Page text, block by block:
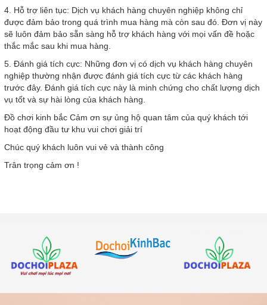
4. Hỗ trợ liên tục: Dịch vụ khách hàng chuyên nghiệp không chỉ
được đảm bảo trong quá trình mua hàng mà còn sau đó. Đơn vị này
sẽ luôn đảm bảo sẵn sàng hỗ trợ khách hàng với mọi vấn đề hoặc
thắc mắc sau khi mua hàng.
5. Đánh giá tích cực: Những đơn vị có dịch vụ khách hàng chuyên
nghiệp thường nhận được đánh giá tích cực từ các khách hàng
trước đây. Đánh giá tích cực này là minh chứng cho chất lượng dịch
vụ tốt và sự hài lòng của khách hàng.
Đồ chơi kinh bắc Cảm ơn sự ủng hộ quan tâm của quý khách tới
hoạt động đầu tư khu vui chơi giải trí
Chúc quý khách luôn vui vẻ và thành công
Trân trọng cảm ơn !